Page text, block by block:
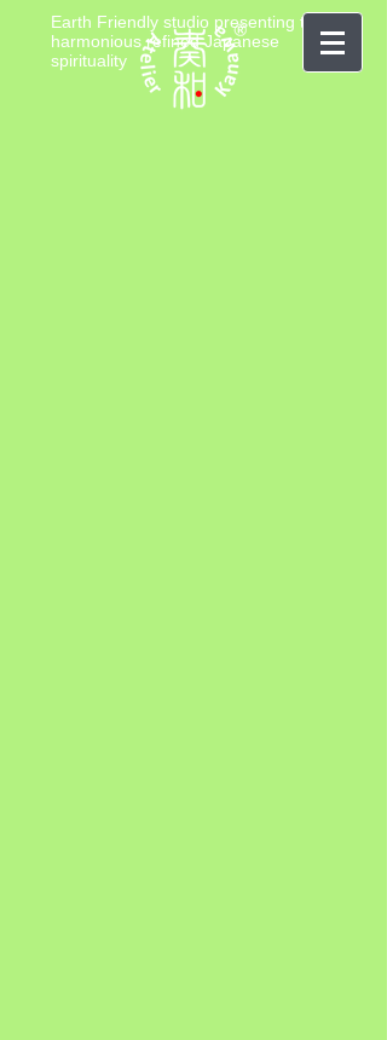
Earth Friendly studio presenting the
harmonious refined Japanese
spirituality